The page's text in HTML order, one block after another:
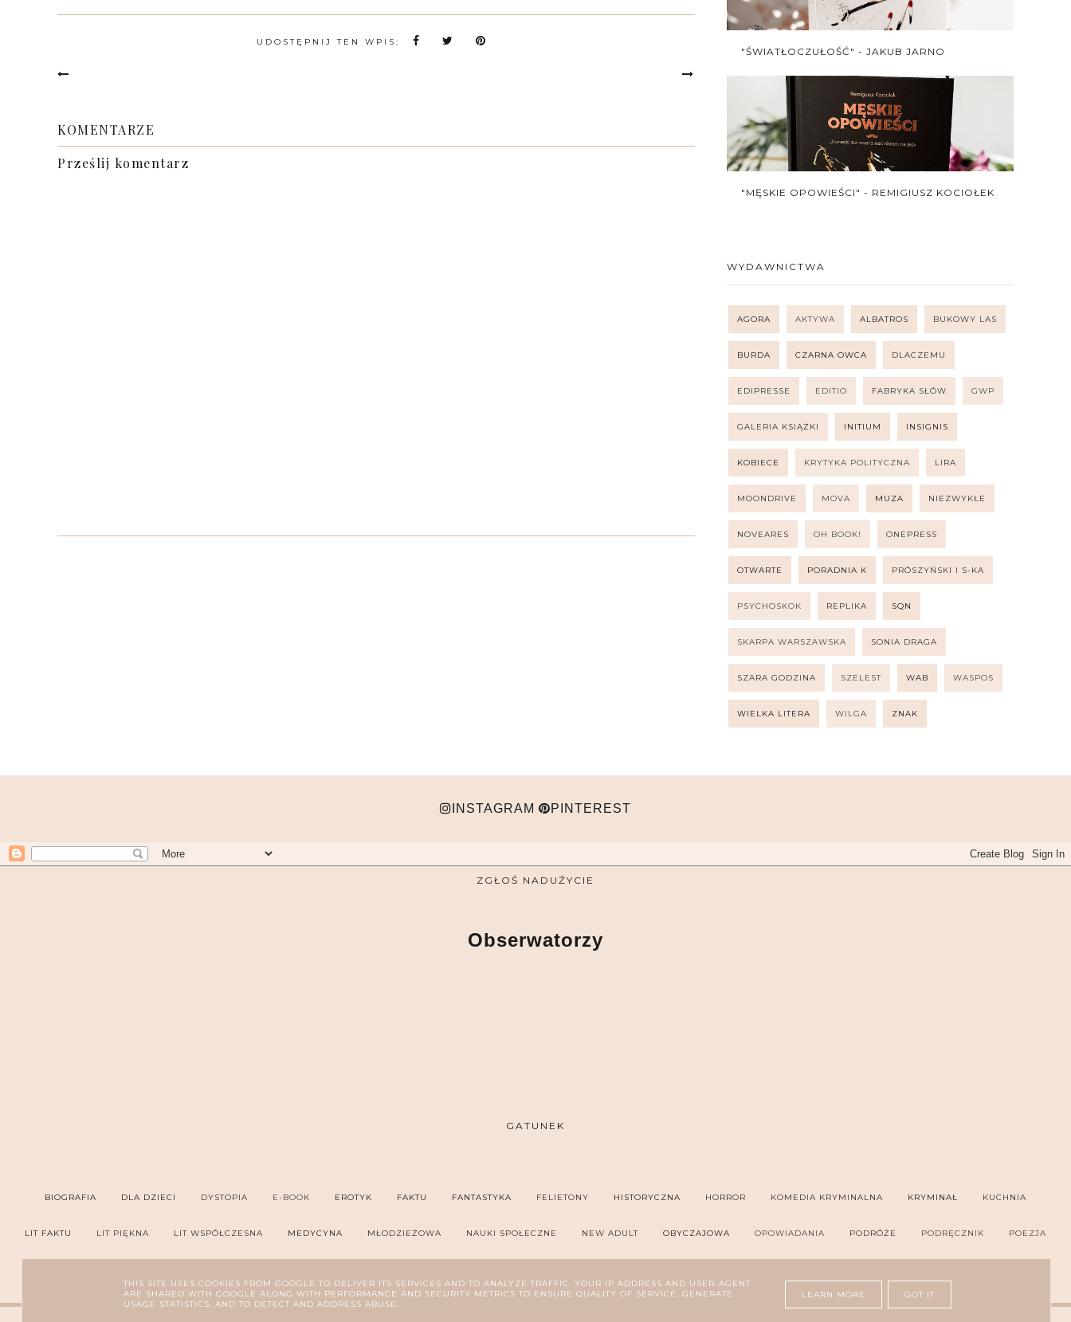
UDOSTĘPNIJ TEN WPIS:
KOMENTARZE
Prześlij komentarz
"ŚWIATŁOCZUŁOŚĆ" - JAKUB JARNO
"MĘSKIE OPOWIEŚCI" - REMIGIUSZ KOCIOŁEK
WYDAWNICTWA
AGORA AKTYWA ALBATROS BUKOWY LAS
BURDA CZARNA OWCA DLACZEMU
EDIPRESSE EDITIO FABRYKA SŁÓW GWP
GALERIA KSIĄŻKI INITIUM INSIGNIS
KOBIECE KRYTYKA POLITYCZNA LIRA
MOONDRIVE MOVA MUZA NIEZWYKŁE
NOVEARES OH BOOK! ONEPRESS
OTWARTE PORADNIA K PRÓSZYŃSKI I S-KA
PSYCHOSKOK REPLIKA SQN
SKARPA WARSZAWSKA SONIA DRAGA
SZARA GODZINA SZELEST WAB WASPOS
WIELKA LITERA WILGA ZNAK
INSTAGRAM PINTEREST
ZGŁOŚ NADUŻYCIE
Obserwatorzy
GATUNEK
BIOGRAFIA DLA DZIECI DYSTOPIA E-BOOK EROTYK FAKTU FANTASTYKA FELIETONY HISTORYCZNA HORROR KOMEDIA KRYMINALNA KRYMINAŁ KUCHNIA
LIT FAKTU LIT PIĘKNA LIT WSPÓŁCZESNA MEDYCYNA MŁODZIEŻOWA NAUKI SPOŁECZNE NEW ADULT OBYCZAJOWA OPOWIADANIA PODRÓŻE PODRĘCZNIK POEZJA
THIS SITE USES COOKIES FROM GOOGLE TO DELIVER ITS SERVICES AND TO ANALYZE TRAFFIC. YOUR IP ADDRESS AND USER-AGENT
ARE SHARED WITH GOOGLE ALONG WITH PERFORMANCE AND SECURITY METRICS TO ENSURE QUALITY OF SERVICE, GENERATE
USAGE STATISTICS, AND TO DETECT AND ADDRESS ABUSE.
LEARN MORE GOT IT